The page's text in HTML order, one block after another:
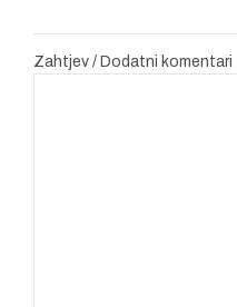
Zahtjev / Dodatni komentari